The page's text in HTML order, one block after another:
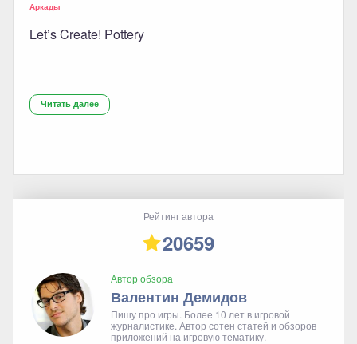
Аркады
Let’s Create! Pottery
Читать далее
Рейтинг автора
20659
Автор обзора
Валентин Демидов
Пишу про игры. Более 10 лет в игровой
журналистике. Автор сотен статей и обзоров
приложений на игровую тематику.